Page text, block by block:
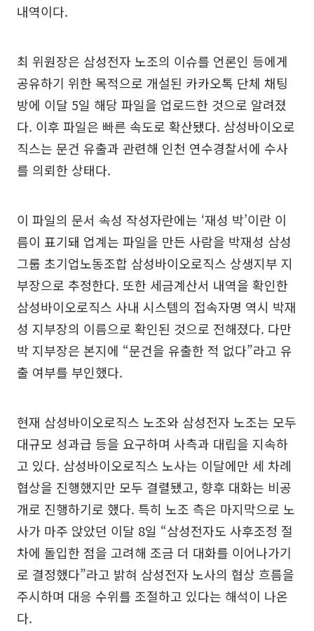
내역이다.
최 위원장은 삼성전자 노조의 이슈를 언론인 등에게
공유하기 위한 목적으로 개설된 카카오톡 단체 채팅
방에 이달 5일 해당 파일을 업로드한 것으로 알려졌
다. 이후 파일은 빠른 속도로 확산됐다. 삼성바이오로
직스는 문건 유출과 관련해 인천 연수경찰서에 수사
를 의뢰한 상태다.
이 파일의 문서 속성 작성자란에는 ‘재성 박’이란 이
름이 표기돼 업계는 파일을 만든 사람을 박재성 삼성
그룹 초기업노동조합 삼성바이오로직스 상생지부 지
부장으로 추정한다. 또한 세금계산서 내역을 확인한
삼성바이오로직스 사내 시스템의 접속자명 역시 박재
성 지부장의 이름으로 확인된 것으로 전해졌다. 다만
박 지부장은 본지에 “문건을 유출한 적 없다”라고 유
출 여부를 부인했다.
현재 삼성바이오로직스 노조와 삼성전자 노조는 모두
대규모 성과급 등을 요구하며 사측과 대립을 지속하
고 있다. 삼성바이오로직스 노사는 이달에만 세 차례
협상을 진행했지만 모두 결렬됐고, 향후 대화는 비공
개로 진행하기로 했다. 특히 노조 측은 마지막으로 노
사가 마주 앉았던 이달 8일 “삼성전자도 사후조정 절
차에 돌입한 점을 고려해 조금 더 대화를 이어나가기
로 결정했다”라고 밝혀 삼성전자 노사의 협상 흐름을
주시하며 대응 수위를 조절하고 있다는 해석이 나온
다.